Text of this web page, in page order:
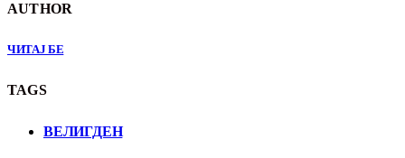
AUTHOR
ЧИТАЈ БЕ
TAGS
ВЕЛИГДЕН